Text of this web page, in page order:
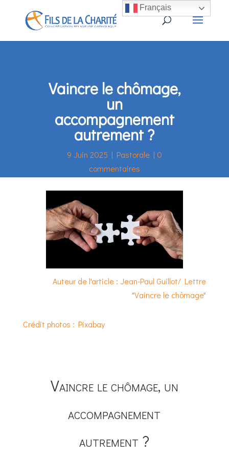
Vaincre le chômage,
un
accompagnement
autrement ?
9 Juin 2025 | Pastorale| 0
commentaires
Auteur de l'article : Jean-Paul Guillot/ Lettre
"Vaincre le chômage"
Crédit photos : Pixabay
Vaincre le chômage, un
accompagnement
autrement ?
Français